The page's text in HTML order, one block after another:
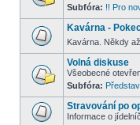
Subfóra: !! Pro
Kavárna -
Kavárna. Někdy
Volná diskuse
Všeobecné
Subfóra:
Stravování po
Informace o